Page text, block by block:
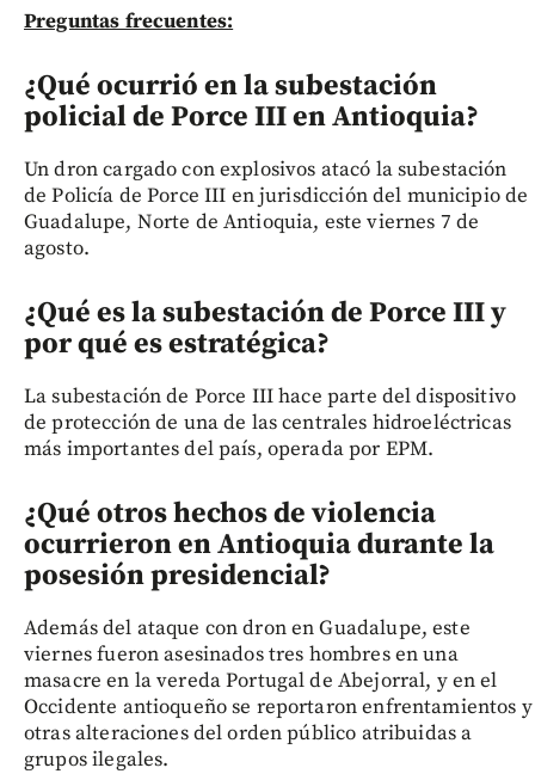
Preguntas frecuentes:
¿Qué ocurrió en la subestación
policial de Porce III en Antioquia?
Un dron cargado con explosivos atacó la subestación
de Policía de Porce III en jurisdicción del municipio de
Guadalupe, Norte de Antioquia, este viernes 7 de
agosto.
¿Qué es la subestación de Porce III y
por qué es estratégica?
La subestación de Porce III hace parte del dispositivo
de protección de una de las centrales hidroeléctricas
más importantes del país, operada por EPM.
¿Qué otros hechos de violencia
ocurrieron en Antioquia durante la
posesión presidencial?
Además del ataque con dron en Guadalupe, este
viernes fueron asesinados tres hombres en una
masacre en la vereda Portugal de Abejorral, y en el
Occidente antioqueño se reportaron enfrentamientos y
otras alteraciones del orden público atribuidas a
grupos ilegales.